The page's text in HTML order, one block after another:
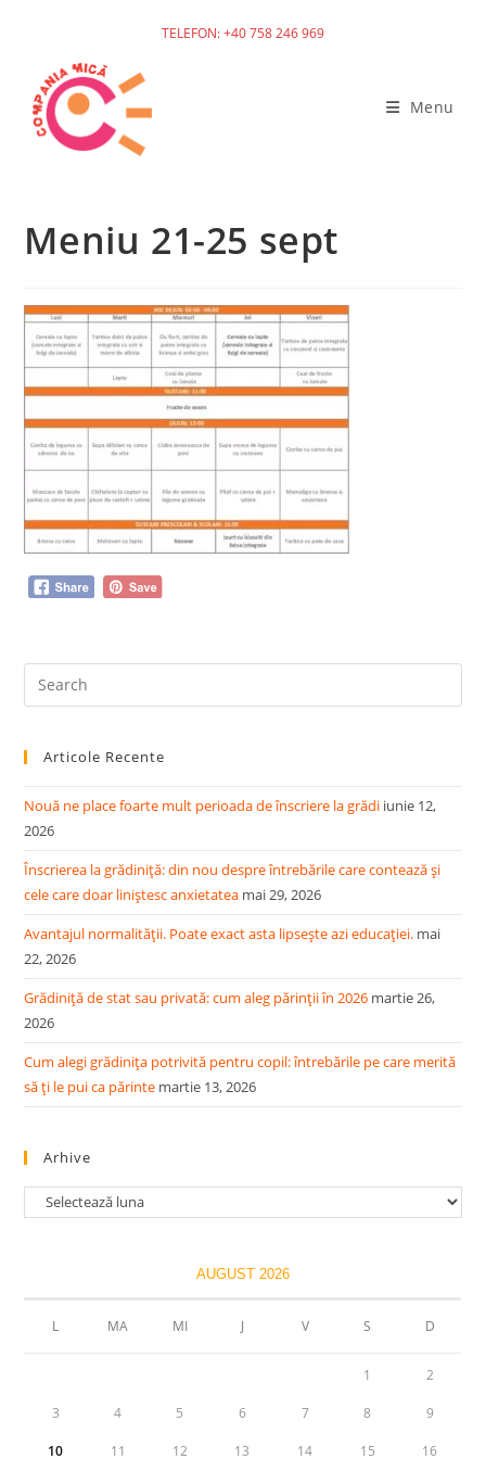
content
TELEFON: +40 758 246 969
Menu
Meniu 21-25 sept
Articole Recente
Nouă ne place foarte mult perioada de înscriere la grădi iunie 12,
2026
Înscrierea la grădiniță: din nou despre întrebările care contează și
cele care doar liniștesc anxietatea mai 29, 2026
Avantajul normalității. Poate exact asta lipsește azi educației. mai
22, 2026
Grădiniță de stat sau privată: cum aleg părinții în 2026 martie 26,
2026
Cum alegi grădinița potrivită pentru copil: întrebările pe care merită
să ți le pui ca părinte martie 13, 2026
Arhive
Arhive
AUGUST 2026
L MA MI J V S D
1 2
3 4 5 6 7 8 9
10 11 12 13 14 15 16